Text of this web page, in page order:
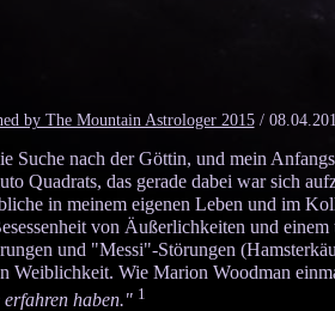
by The Mountain Astrologer 2015/
Suche nach der Göttin, und mein
Quadrats, das gerade dabei war sich
in meinem eigenen Leben und im
von Äußerlichkeiten und
und "Messi"-Störungen
Weiblichkeit. Wie Marion Woodman
erfahren haben." 1